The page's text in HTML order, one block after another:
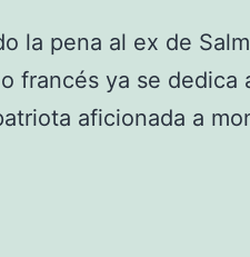
la pena al ex de
francés ya se dedica
aficionada a